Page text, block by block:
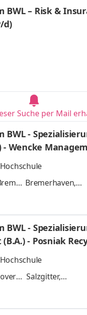
BWL – Risk &
d)
Suche per Mail
BWL -
- Wencke
Bremerhaven,
BWL -
- Posniak
Salzgitter,